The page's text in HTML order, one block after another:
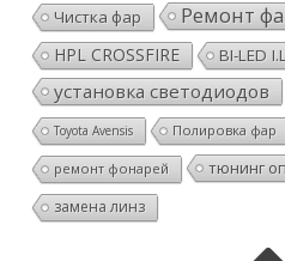
Чистка фар Ремонт
HPL CROSSFIRE BI-LED
установка светодиодов
Toyota Avensis Полировка фар
ремонт фонарей тюнинг
замена линз